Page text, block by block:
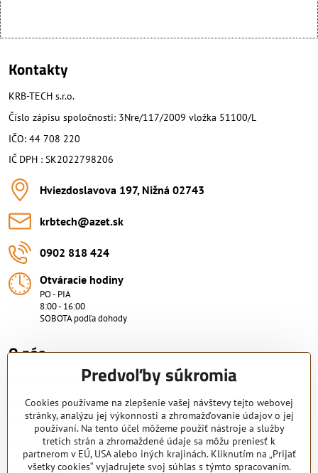
Kontakty
KRB-TECH s.r.o.
Číslo zápisu spoločnosti: 3Nre/117/2009 vložka 51100/L
IČO: 44 708 220
IČ DPH : SK2022798206
Hviezdoslavova 197, Nižná 02743
krbtech​@azet​.sk
0902 818 424
Otváracie hodiny
PO - PIA
8:00 - 16:00
SOBOTA podľa dohody
O nás.
Viac ako 15 rokov skúsenosti.
Nakupujte od overeného predajcu s certifikovaným servisným
strediskom. KRB-TECH s.r.o.
Pridajte sa k nám
Predvoľby súkromia
Cookies používame na zlepšenie vašej návštevy tejto webovej
stránky, analýzu jej výkonnosti a zhromažďovanie údajov o jej
používaní. Na tento účel môžeme použiť nástroje a služby
tretích strán a zhromaždené údaje sa môžu preniesť k
partnerom v EÚ, USA alebo iných krajinách. Kliknutím na „Prijať
všetky cookies“ vyjadrujete svoj súhlas s týmto spracovaním.